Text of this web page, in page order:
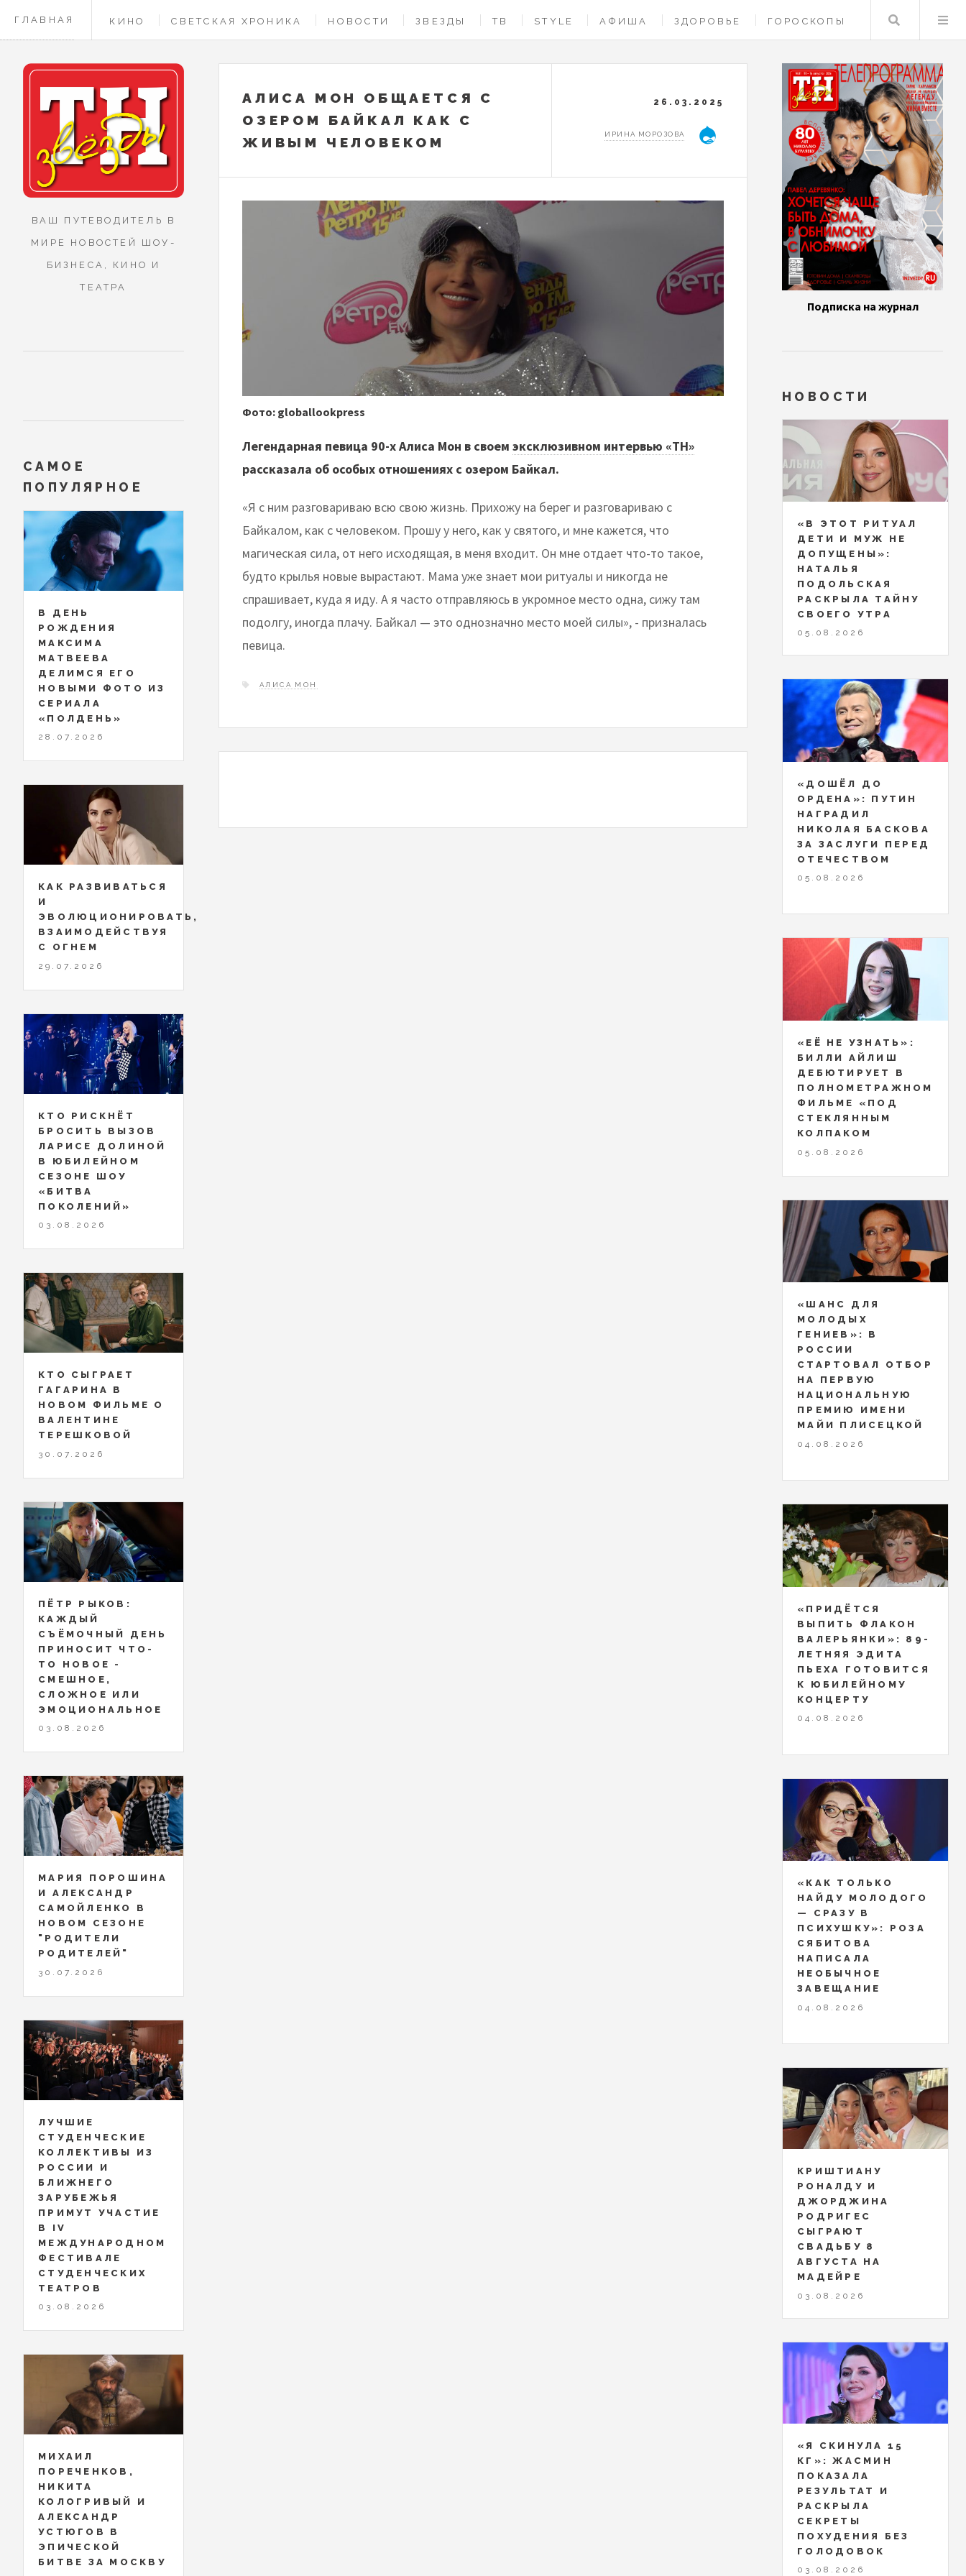
ГЛАВНАЯ КИНО СВЕТСКАЯ ХРОНИКА НОВОСТИ ЗВЕЗДЫ ТВ STYLE АФИША ЗДОРОВЬЕ ГОРОСКОПЫ
КОНТАКТЫ
Поиск
АЛИСА МОН ОБЩАЕТСЯ С
ОЗЕРОМ БАЙКАЛ КАК С
ЖИВЫМ ЧЕЛОВЕКОМ
26.03.2025
ИРИНА МОРОЗОВА
Фото: globallookpress
Легендарная певица 90-х Алиса Мон в своем эксклюзивном интервью «ТН»
рассказала об особых отношениях с озером Байкал.
«Я с ним разговариваю всю свою жизнь. Прихожу на берег и разговариваю с
Байкалом, как с человеком. Прошу у него, как у святого, и мне кажется, что
магическая сила, от него исходящая, в меня входит. Он мне отдает что-то такое,
будто крылья новые вырастают. Мама уже знает мои ритуалы и никогда не
спрашивает, куда я иду. А я часто отправляюсь в укромное место одна, сижу там
подолгу, иногда плачу. Байкал — это однозначно место моей силы», - призналась
певица.
АЛИСА МОН
ВАШ ПУТЕВОДИТЕЛЬ В
МИРЕ НОВОСТЕЙ ШОУ-
БИЗНЕСА, КИНО И
ТЕАТРА
САМОЕ
ПОПУЛЯРНОЕ
В ДЕНЬ
РОЖДЕНИЯ
МАКСИМА
МАТВЕЕВА
ДЕЛИМСЯ ЕГО
НОВЫМИ ФОТО ИЗ
СЕРИАЛА
«ПОЛДЕНЬ»
28.07.2026
КАК РАЗВИВАТЬСЯ
И
ЭВОЛЮЦИОНИРОВАТЬ,
ВЗАИМОДЕЙСТВУЯ
С ОГНЕМ
29.07.2026
КТО РИСКНЁТ
БРОСИТЬ ВЫЗОВ
ЛАРИСЕ ДОЛИНОЙ
В ЮБИЛЕЙНОМ
СЕЗОНЕ ШОУ
«БИТВА
ПОКОЛЕНИЙ»
03.08.2026
КТО СЫГРАЕТ
ГАГАРИНА В
НОВОМ ФИЛЬМЕ О
ВАЛЕНТИНЕ
ТЕРЕШКОВОЙ
30.07.2026
ПЁТР РЫКОВ:
КАЖДЫЙ
СЪЁМОЧНЫЙ ДЕНЬ
ПРИНОСИТ ЧТО-
ТО НОВОЕ -
СМЕШНОЕ,
СЛОЖНОЕ ИЛИ
ЭМОЦИОНАЛЬНОЕ
03.08.2026
МАРИЯ ПОРОШИНА
И АЛЕКСАНДР
САМОЙЛЕНКО В
НОВОМ СЕЗОНЕ
"РОДИТЕЛИ
РОДИТЕЛЕЙ"
30.07.2026
ЛУЧШИЕ
СТУДЕНЧЕСКИЕ
КОЛЛЕКТИВЫ ИЗ
РОССИИ И
БЛИЖНЕГО
ЗАРУБЕЖЬЯ
ПРИМУТ УЧАСТИЕ
В IV
МЕЖДУНАРОДНОМ
ФЕСТИВАЛЕ
СТУДЕНЧЕСКИХ
ТЕАТРОВ
03.08.2026
МИХАИЛ
ПОРЕЧЕНКОВ,
НИКИТА
КОЛОГРИВЫЙ И
АЛЕКСАНДР
УСТЮГОВ В
ЭПИЧЕСКОЙ
БИТВЕ ЗА МОСКВУ
Подписка на журнал
НОВОСТИ
«В ЭТОТ РИТУАЛ
ДЕТИ И МУЖ НЕ
ДОПУЩЕНЫ»:
НАТАЛЬЯ
ПОДОЛЬСКАЯ
РАСКРЫЛА ТАЙНУ
СВОЕГО УТРА
05.08.2026
«ДОШЁЛ ДО
ОРДЕНА»: ПУТИН
НАГРАДИЛ
НИКОЛАЯ БАСКОВА
ЗА ЗАСЛУГИ ПЕРЕД
ОТЕЧЕСТВОМ
05.08.2026
«ЕЁ НЕ УЗНАТЬ»:
БИЛЛИ АЙЛИШ
ДЕБЮТИРУЕТ В
ПОЛНОМЕТРАЖНОМ
ФИЛЬМЕ «ПОД
СТЕКЛЯННЫМ
КОЛПАКОМ
05.08.2026
«ШАНС ДЛЯ
МОЛОДЫХ
ГЕНИЕВ»: В
РОССИИ
СТАРТОВАЛ ОТБОР
НА ПЕРВУЮ
НАЦИОНАЛЬНУЮ
ПРЕМИЮ ИМЕНИ
МАЙИ ПЛИСЕЦКОЙ
04.08.2026
«ПРИДЁТСЯ
ВЫПИТЬ ФЛАКОН
ВАЛЕРЬЯНКИ»: 89-
ЛЕТНЯЯ ЭДИТА
ПЬЕХА ГОТОВИТСЯ
К ЮБИЛЕЙНОМУ
КОНЦЕРТУ
04.08.2026
«КАК ТОЛЬКО
НАЙДУ МОЛОДОГО
— СРАЗУ В
ПСИХУШКУ»: РОЗА
СЯБИТОВА
НАПИСАЛА
НЕОБЫЧНОЕ
ЗАВЕЩАНИЕ
04.08.2026
КРИШТИАНУ
РОНАЛДУ И
ДЖОРДЖИНА
РОДРИГЕС
СЫГРАЮТ
СВАДЬБУ 8
АВГУСТА НА
МАДЕЙРЕ
03.08.2026
«Я СКИНУЛА 15
КГ»: ЖАСМИН
ПОКАЗАЛА
РЕЗУЛЬТАТ И
РАСКРЫЛА
СЕКРЕТЫ
ПОХУДЕНИЯ БЕЗ
ГОЛОДОВОК
03.08.2026